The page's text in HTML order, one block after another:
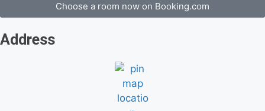
Choose a room now on Booking.com
Address